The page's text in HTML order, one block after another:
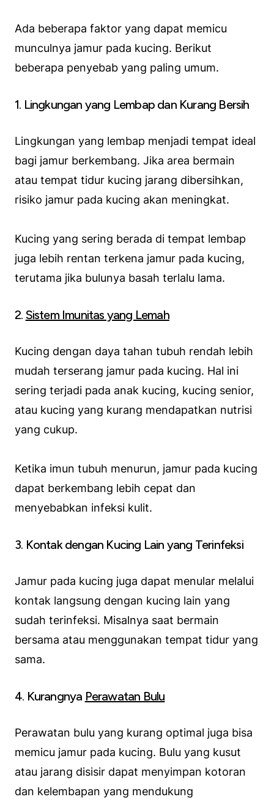
Ada beberapa faktor yang dapat memicu
munculnya jamur pada kucing. Berikut
beberapa penyebab yang paling umum.
1. Lingkungan yang Lembap dan Kurang Bersih
Lingkungan yang lembap menjadi tempat ideal
bagi jamur berkembang. Jika area bermain
atau tempat tidur kucing jarang dibersihkan,
risiko jamur pada kucing akan meningkat.
Kucing yang sering berada di tempat lembap
juga lebih rentan terkena jamur pada kucing,
terutama jika bulunya basah terlalu lama.
2. Sistem Imunitas yang Lemah
Kucing dengan daya tahan tubuh rendah lebih
mudah terserang jamur pada kucing. Hal ini
sering terjadi pada anak kucing, kucing senior,
atau kucing yang kurang mendapatkan nutrisi
yang cukup.
Ketika imun tubuh menurun, jamur pada kucing
dapat berkembang lebih cepat dan
menyebabkan infeksi kulit.
3. Kontak dengan Kucing Lain yang Terinfeksi
Jamur pada kucing juga dapat menular melalui
kontak langsung dengan kucing lain yang
sudah terinfeksi. Misalnya saat bermain
bersama atau menggunakan tempat tidur yang
sama.
4. Kurangnya Perawatan Bulu
Perawatan bulu yang kurang optimal juga bisa
memicu jamur pada kucing. Bulu yang kusut
atau jarang disisir dapat menyimpan kotoran
dan kelembapan yang mendukung